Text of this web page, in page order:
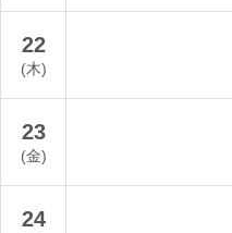
22
(木)
23
(金)
24